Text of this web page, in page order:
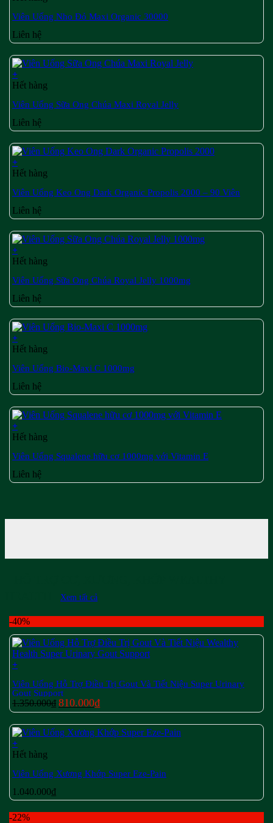
Viên Uống Nho Đỏ Maxi Organic 30000
Liên hệ
+
Hết hàng
Viên Uống Sữa Ong Chúa Maxi Royal Jelly
Liên hệ
+
Hết hàng
Viên Uống Keo Ong Dark Organic Propolis 2000 – 90 Viên
Liên hệ
+
Hết hàng
Viên Uống Sữa Ong Chúa Royal Jelly 1000mg
Liên hệ
+
Hết hàng
Viên Uống Bio-Maxi C 1000mg
Liên hệ
+
Hết hàng
Viên Uống Squalene hữu cơ 1000mg với Vitamin E
Liên hệ
Xem tất cả
-40%
+
Viên Uống Hỗ Trợ Điều Trị Gout Và Tiết Niệu Super Urinary
Gout Support
1.350.000₫ Giá
gốc
là:
1.350.000₫.
810.000₫Giá
hiện
tại
là:
+
Hết hàng
Viên Uống Xương Khớp Super Eze-Pain
1.040.000₫
-22%